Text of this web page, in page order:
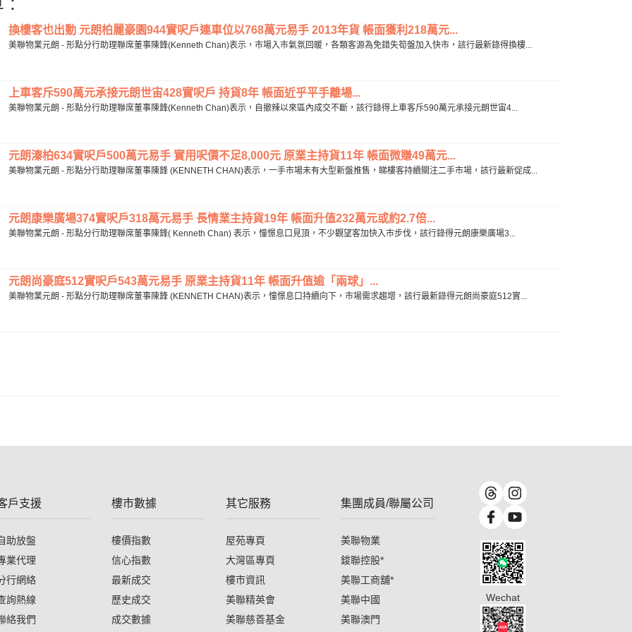
換樓客也出動 元朗柏麗豪園944實呎戶連車位以768萬元易手 2013年貨 帳面獲利218萬元...
美聯物業元朗 - 形點分行助理聯席董事陳鋒(Kenneth Chan)表示，市場入市氣氛回暖，各類客源為免錯失筍盤加入快市，該行最新錄得換樓...
上車客斥590萬元承接元朗世宙428實呎戶 持貨8年 帳面近乎平手離場...
美聯物業元朗 - 形點分行助理聯席董事陳鋒(Kenneth Chan)表示，自撤辣以來區內成交不斷，該行錄得上車客斥590萬元承接元朗世宙4...
元朗溱柏634實呎戶500萬元易手 實用呎價不足8,000元 原業主持貨11年 帳面微賺49萬元...
美聯物業元朗 - 形點分行助理聯席董事陳鋒 (KENNETH CHAN)表示，一手市場未有大型新盤推售，睇樓客持續關注二手市場，該行最新促成...
元朗康樂廣場374實呎戶318萬元易手 長情業主持貨19年 帳面升值232萬元或約2.7倍...
美聯物業元朗 - 形點分行助理聯席董事陳鋒( Kenneth Chan) 表示，憧憬息口見頂，不少觀望客加快入市步伐，該行錄得元朗康樂廣場3...
元朗尚豪庭512實呎戶543萬元易手 原業主持貨11年 帳面升值逾「兩球」...
美聯物業元朗 - 形點分行助理聯席董事陳鋒 (KENNETH CHAN)表示，憧憬息口持續向下，市場需求趨增，該行最新錄得元朗尚豪庭512實...
戶支援
助放盤
業代理
行網絡
詢熱線
絡我們
樓市數據
樓價指數
信心指數
最新成交
歷史成交
成交數據
其它服務
屋苑專頁
大灣區專頁
樓市資訊
美聯精英會
美聯慈善基金
集團成員/聯屬公司
美聯物業
鋑聯控股*
美聯工商舖*
美聯中國
美聯澳門
Wechat